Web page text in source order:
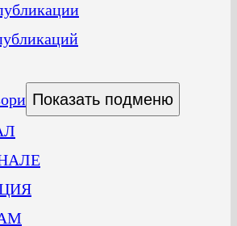
Показать подменю